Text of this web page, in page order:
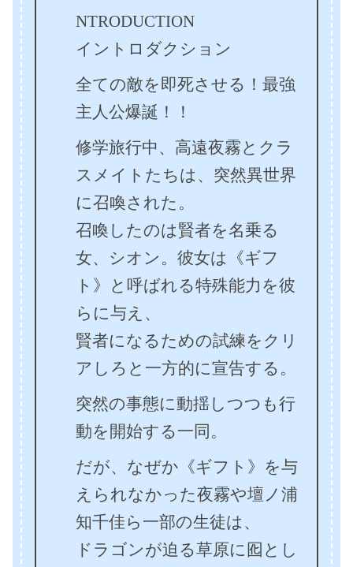
NTRODUCTION
イントロダクション
全ての敵を即死させる！最強
主人公爆誕！！
修学旅行中、高遠夜霧とクラ
スメイトたちは、突然異世界
に召喚された。
召喚したのは賢者を名乗る
女、シオン。彼女は《ギフ
ト》と呼ばれる特殊能力を彼
らに与え、
賢者になるための試練をクリ
アしろと一方的に宣告する。
突然の事態に動揺しつつも行
動を開始する一同。
だが、なぜか《ギフト》を与
えられなかった夜霧や壇ノ浦
知千佳ら一部の生徒は、
ドラゴンが迫る草原に囮とし